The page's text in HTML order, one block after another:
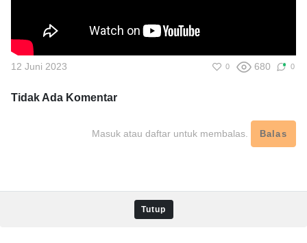
12 Juni 2023 0 680 0
Tidak Ada Komentar
Masuk atau daftar untuk membalas. Balas
Tutup